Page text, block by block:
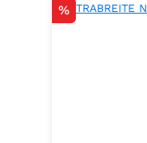
Rabatt
%